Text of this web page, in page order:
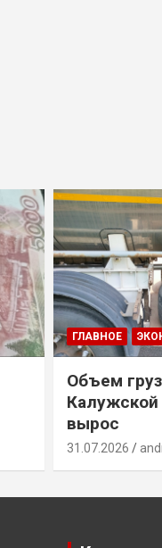
ГЛАВНОЕ
Объем
Калужской
вырос
31.07.2026